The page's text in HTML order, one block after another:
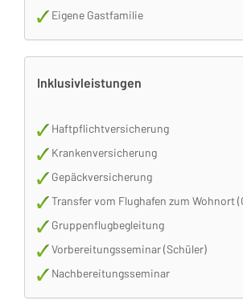
Eigene Gastfamilie
Inklusivleistungen
Haftpflichtversicherung
Krankenversicherung
Gepäckversicherung
Transfer vom Flughafen zum Wohnort
Gruppenflugbegleitung
Vorbereitungsseminar (Schüler)
Nachbereitungsseminar